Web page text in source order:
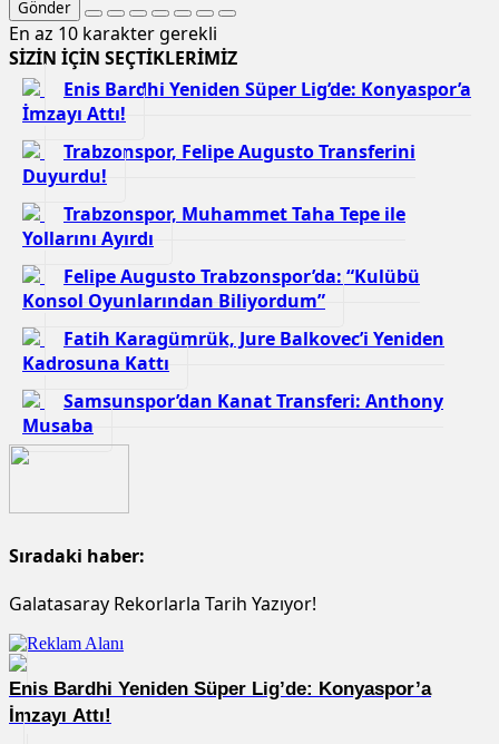
Gönder
En az 10 karakter gerekli
SİZİN İÇİN SEÇTİKLERİMİZ
Enis Bardhi Yeniden Süper Lig’de: Konyaspor’a
İmzayı Attı!
Trabzonspor, Felipe Augusto Transferini
Duyurdu!
Trabzonspor, Muhammet Taha Tepe ile
Yollarını Ayırdı
Felipe Augusto Trabzonspor’da: “Kulübü
Konsol Oyunlarından Biliyordum”
Fatih Karagümrük, Jure Balkovec’i Yeniden
Kadrosuna Kattı
Samsunspor’dan Kanat Transferi: Anthony
Musaba
Sıradaki haber:
Galatasaray Rekorlarla Tarih Yazıyor!
Enis Bardhi Yeniden Süper Lig’de: Konyaspor’a
İmzayı Attı!